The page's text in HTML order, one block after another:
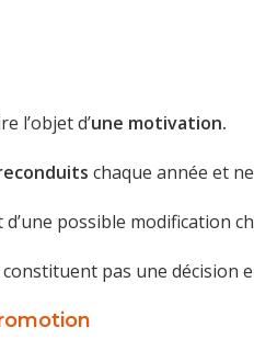
l’objet d’une motivation.
chaque année et
possible modification
pas une décision